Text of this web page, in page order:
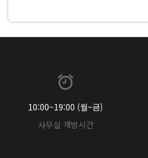
10:00~19:00 (월~금)
사무실 개방시간